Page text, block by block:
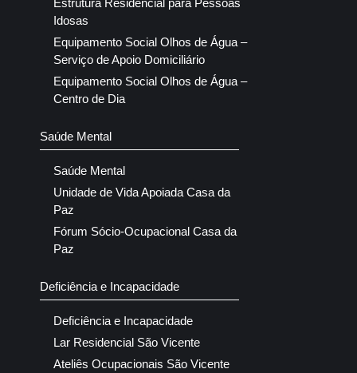
Idosas
Equipamento Social Olhos de Água –
Serviço de Apoio Domiciliário
Equipamento Social Olhos de Água –
Centro de Dia
Saúde Mental
Saúde Mental
Unidade de Vida Apoiada Casa da
Paz
Fórum Sócio-Ocupacional Casa da
Paz
Deficiência e Incapacidade
Deficiência e Incapacidade
Lar Residencial São Vicente
Ateliês Ocupacionais São Vicente